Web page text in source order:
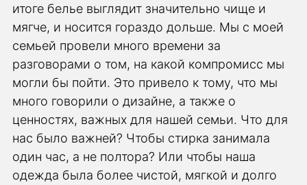
итоге белье выглядит значительно чище и
мягче, и носится гораздо дольше. Мы с моей
семьей провели много времени за
разговорами о том, на какой компромисс мы
могли бы пойти. Это привело к тому, что мы
много говорили о дизайне, а также о
ценностях, важных для нашей семьи. Что для
нас было важней? Чтобы стирка занимала
один час, а не полтора? Или чтобы наша
одежда была более чистой, мягкой и долго